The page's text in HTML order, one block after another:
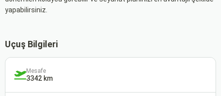
yapabilirsiniz.
Uçuş Bilgileri
Mesafe
3342 km